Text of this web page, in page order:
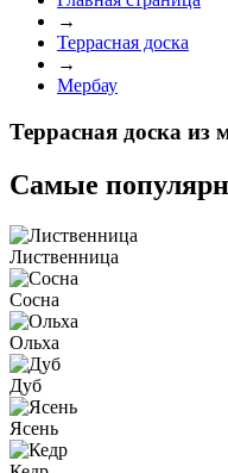
→
Террасная доска
→
Мербау
Террасная доска из
Самые
Лиственница
Сосна
Ольха
Дуб
Ясень